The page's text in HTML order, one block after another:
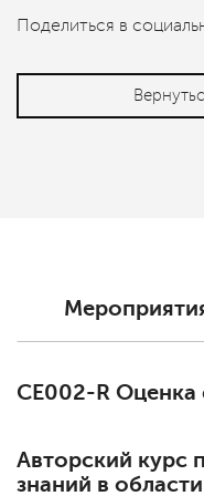
Поделиться в
СЕ002-R Оценка
Авторский курс
знаний в